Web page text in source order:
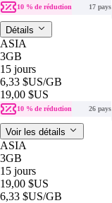
10 % de réduction
17 pays
Détails
ASIA
3GB
15 jours
6,33 $US/GB
19,00 $US
10 % de réduction
26 pays
Voir les détails
ASIA
3GB
15 jours
19,00 $US
6,33 $US/GB